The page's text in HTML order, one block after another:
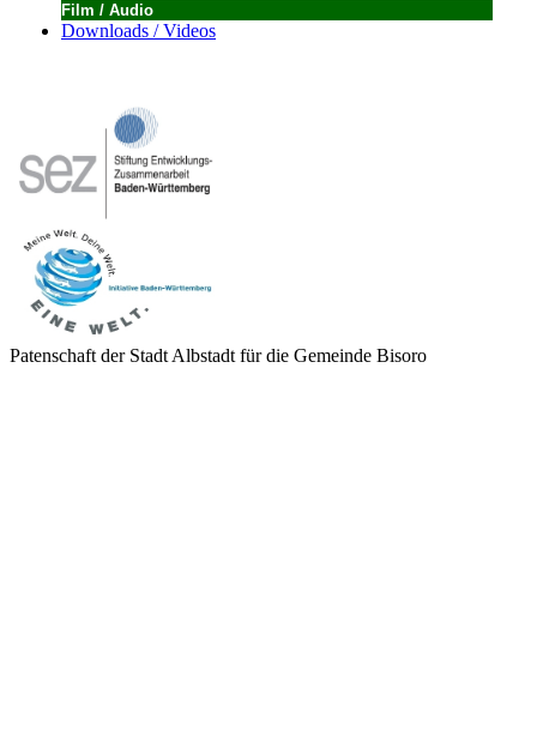
Film / Audio
Downloads / Videos
Patenschaft der Stadt Albstadt für die Gemeinde Bisoro